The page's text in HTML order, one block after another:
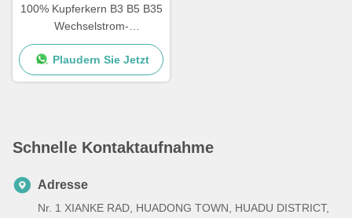
100% Kupferkern B3 B5 B35
Wechselstrom-
Einphasenmotor Eisen-
Schal-Motor Induktionsmotor
Plaudern Sie Jetzt
Schnelle Kontaktaufnahme
Adresse
Nr. 1 XIANKE RAD, HUADONG TOWN, HUADU DISTRICT,